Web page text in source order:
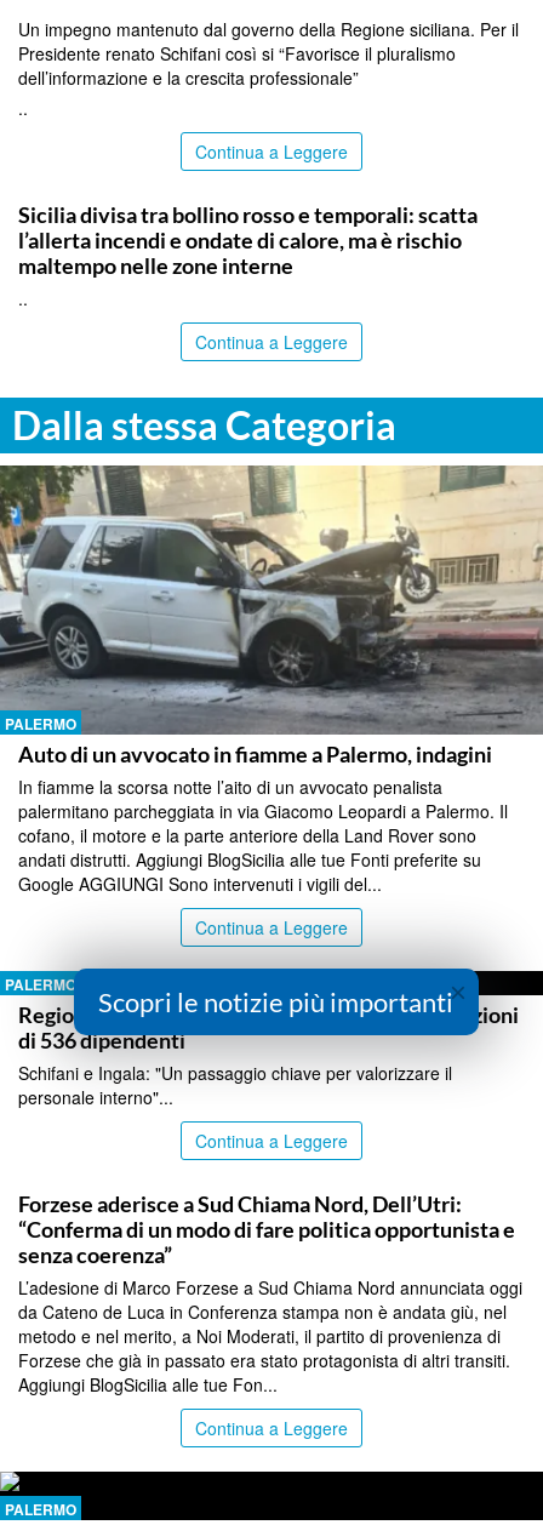
Un impegno mantenuto dal governo della Regione siciliana. Per il
Presidente renato Schifani così si “Favorisce il pluralismo
dell’informazione e la crescita professionale”
..
Continua a Leggere
Sicilia divisa tra bollino rosso e temporali: scatta
l’allerta incendi e ondate di calore, ma è rischio
maltempo nelle zone interne
..
Continua a Leggere
Dalla stessa Categoria
PALERMO
Auto di un avvocato in fiamme a Palermo, indagini
In fiamme la scorsa notte l’aito di un avvocato penalista
palermitano parcheggiata in via Giacomo Leopardi a Palermo. Il
cofano, il motore e la parte anteriore della Land Rover sono
andati distrutti. Aggiungi BlogSicilia alle tue Fonti preferite su
Google AGGIUNGI Sono intervenuti i vigili del...
Continua a Leggere
PALERMO
Regione, pubblicate le graduatorie per le promozioni
di 536 dipendenti
Schifani e Ingala: "Un passaggio chiave per valorizzare il
personale interno"...
Continua a Leggere
Forzese aderisce a Sud Chiama Nord, Dell’Utri:
“Conferma di un modo di fare politica opportunista e
senza coerenza”
L’adesione di Marco Forzese a Sud Chiama Nord annunciata oggi
da Cateno de Luca in Conferenza stampa non è andata giù, nel
metodo e nel merito, a Noi Moderati, il partito di provenienza di
Forzese che già in passato era stato protagonista di altri transiti.
Aggiungi BlogSicilia alle tue Fon...
Continua a Leggere
PALERMO
×
Scopri le notizie più importanti